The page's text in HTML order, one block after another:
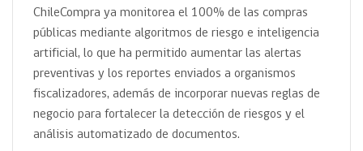
ChileCompra ya monitorea el 100% de las compras
públicas mediante algoritmos de riesgo e inteligencia
artificial, lo que ha permitido aumentar las alertas
preventivas y los reportes enviados a organismos
fiscalizadores, además de incorporar nuevas reglas de
negocio para fortalecer la detección de riesgos y el
análisis automatizado de documentos.